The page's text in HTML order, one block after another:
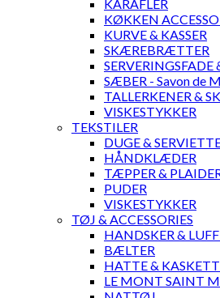
KARAFLER
KØKKEN
KURVE & KASSER
SKÆREBRÆTTER
SERVERINGSFADE
SÆBER - Savon de
TALLERKENER &
VISKESTYKKER
TEKSTILER
DUGE &
HÅNDKLÆDER
TÆPPER &
PUDER
VISKESTYKKER
TØJ & ACCESSORIES
HANDSKER &
BÆLTER
HATTE &
LE MONT SAINT